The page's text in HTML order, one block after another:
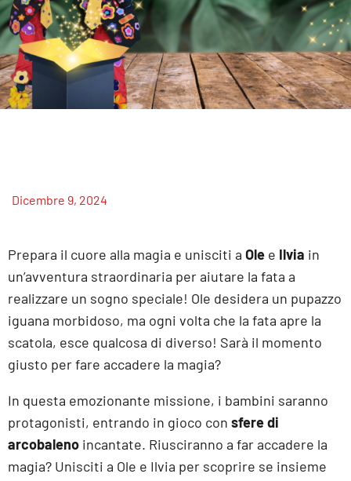
Dicembre 9, 2024
Prepara il cuore alla magia e unisciti a Ole e Ilvia in
un’avventura straordinaria per aiutare la fata a
realizzare un sogno speciale! Ole desidera un pupazzo
iguana morbidoso, ma ogni volta che la fata apre la
scatola, esce qualcosa di diverso! Sarà il momento
giusto per fare accadere la magia?
In questa emozionante missione, i bambini saranno
protagonisti, entrando in gioco con sfere di
arcobaleno incantate. Riusciranno a far accadere la
magia? Unisciti a Ole e Ilvia per scoprire se insieme